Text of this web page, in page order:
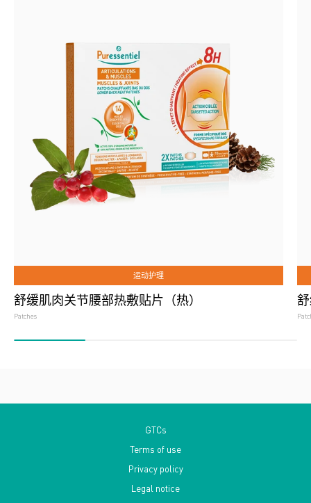
运动护理
舒缓肌肉关节腰部热敷贴片（热）
Patches
GTCs
Terms of use
Privacy policy
Legal notice